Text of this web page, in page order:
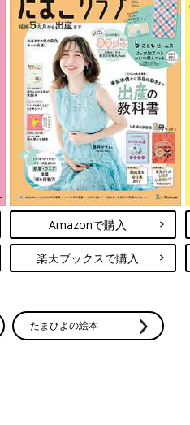
Amazonで購入
楽天ブックスで購入
たまひよの絵本